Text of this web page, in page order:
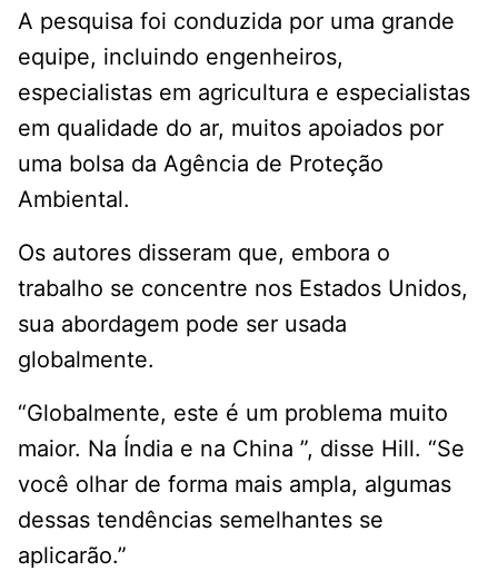
A pesquisa foi conduzida por uma grande
equipe, incluindo engenheiros,
especialistas em agricultura e especialistas
em qualidade do ar, muitos apoiados por
uma bolsa da Agência de Proteção
Ambiental.
Os autores disseram que, embora o
trabalho se concentre nos Estados Unidos,
sua abordagem pode ser usada
globalmente.
“Globalmente, este é um problema muito
maior. Na Índia e na China ”, disse Hill. “Se
você olhar de forma mais ampla, algumas
dessas tendências semelhantes se
aplicarão.”